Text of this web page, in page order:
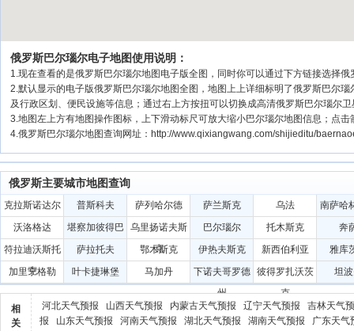
俄罗斯巴尔瑙尔电子地图使用说明：
1.现在查看的是俄罗斯巴尔瑙尔地图电子版全图，同时你可以通过下方链接选择
2.默认显示的电子版俄罗斯巴尔瑙尔地图全图，地图上上详细标明了俄罗斯巴尔
及行政区划、便民设施等信息；通过右上方按扭可以切换成高清俄罗斯巴尔瑙尔
3.地图左上方有地图操作图标，上下滑动标尺可放大缩小巴尔瑙尔地图信息；点
4.俄罗斯巴尔瑙尔地图查询网址：http://www.qixiangwang.com/shijieditu/
俄罗斯主要城市地图查询
克拉斯诺达尔 普斯科夫 萨列哈尔德 萨兰斯克 乌法
南萨哈
沃洛格达
堪察加彼得巴
甫洛夫斯克
乌里扬诺夫斯
克
巴尔瑙尔 托木斯克
奔
符拉迪沃斯托
克
萨拉托夫 鄂木斯克 伊热夫斯克 新西伯利亚
雅库
加里宁格勒
叶卡捷琳堡 马加丹
下诺夫哥罗德
州
彼得罗扎沃茨
克
坦
相
关
河北天气预报 山西天气预报 内蒙古天气预报 辽宁天气预报
吉林天气
报
山东天气预报 河南天气预报 湖北天气预报 湖南天气预报 广东天气